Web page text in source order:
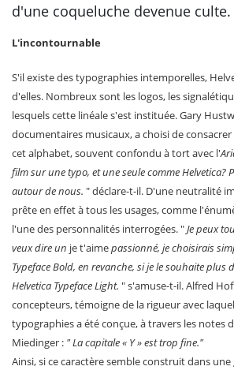
d'une coqueluche devenue culte.
L'incontournable
S'il existe des typographies intemporelles,
d'elles. Nombreux sont les logos, les
lesquels cette linéale s'est instituée. Gary
documentaires musicaux, a choisi de
cet alphabet, souvent confondu à tort avec l'
film sur une typo, et une seule comme Helvetica?
autour de nous. " déclare-t-il. D'une neutralité
prête en effet à tous les usages, comme
l'une des personnalités interrogées. "Je peux
veux dire un je t'aimepassionné, je choisirais
Typeface Bold, en revanche, si je le souhaite plus
Helvetica Typeface Light. " s'amuse-t-il. Alfred
concepteurs, témoigne de la rigueur avec
typographies a été conçue, à travers les notes
Miedinger : " La capitale « Y » est trop fine."
Ainsi, si ce caractère semble construit dans